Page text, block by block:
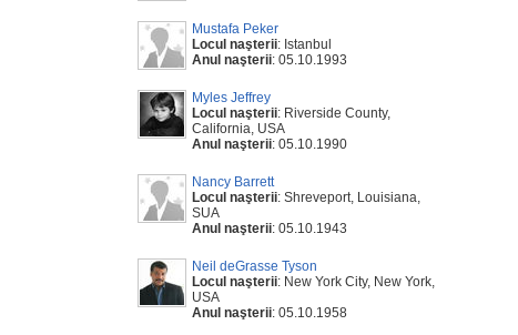
Mustafa Peker
Locul naşterii: Istanbul
Anul naşterii: 05.10.1993
Myles Jeffrey
Locul naşterii: Riverside County,
California, USA
Anul naşterii: 05.10.1990
Nancy Barrett
Locul naşterii: Shreveport, Louisiana,
SUA
Anul naşterii: 05.10.1943
Neil deGrasse Tyson
Locul naşterii: New York City, New York,
USA
Anul naşterii: 05.10.1958